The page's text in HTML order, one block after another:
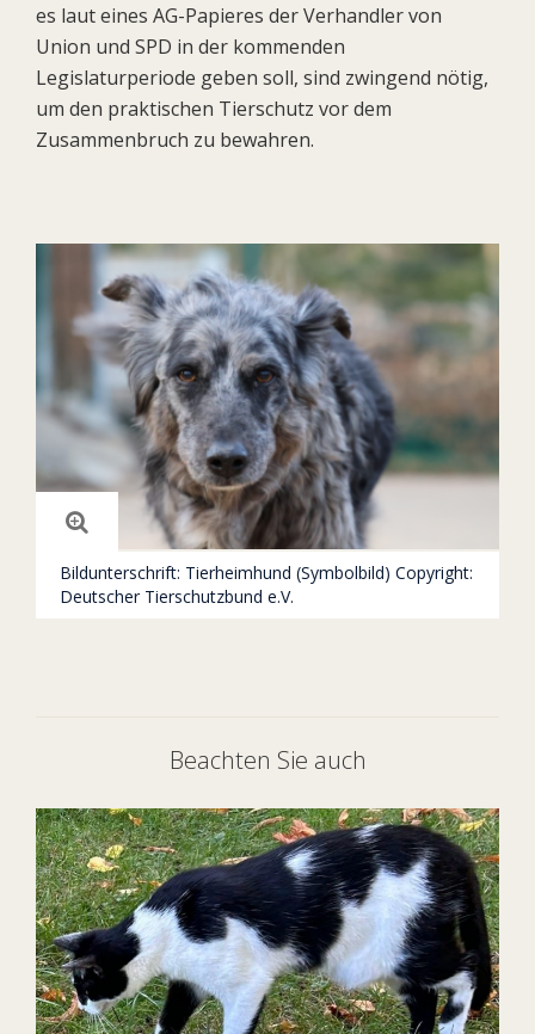
es laut eines AG-Papieres der Verhandler von
Union und SPD in der kommenden
Legislaturperiode geben soll, sind zwingend nötig,
um den praktischen Tierschutz vor dem
Zusammenbruch zu bewahren.
Bildunterschrift: Tierheimhund (Symbolbild) Copyright:
Deutscher Tierschutzbund e.V.
Beachten Sie auch